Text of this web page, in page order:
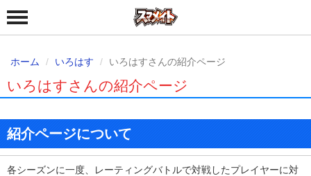
ホーム いろはす いろはすさんの紹介ページ
いろはすさんの紹介ページ
紹介ページについて
各シーズンに一度、レーティングバトルで対戦したプレイヤーに対